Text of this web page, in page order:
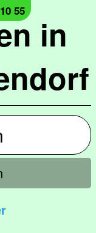
in
55